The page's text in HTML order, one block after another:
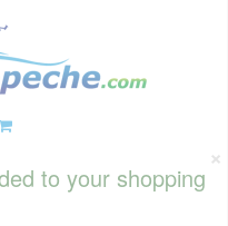
×
to your shopping